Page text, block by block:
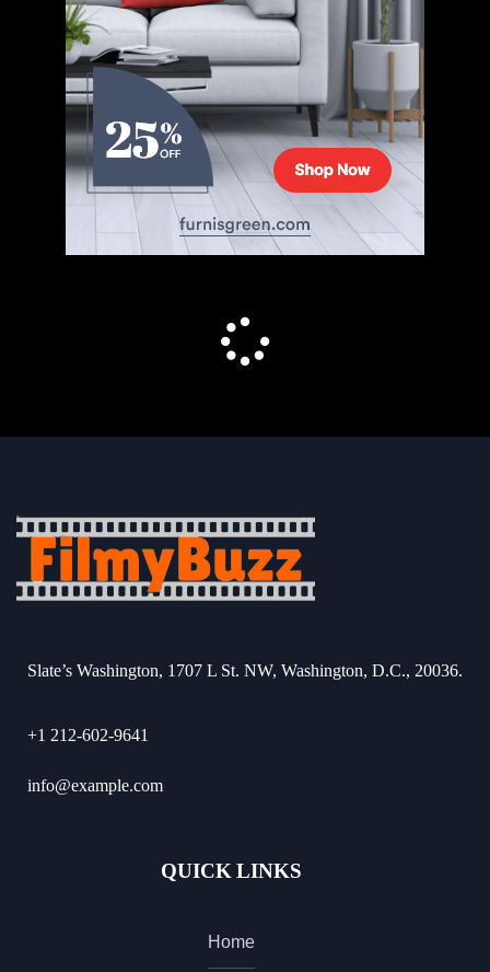
Slate’s Washington, 1707 L St. NW, Washington, D.C., 20036.
+1 212-602-9641
info@example.com
QUICK LINKS
Home